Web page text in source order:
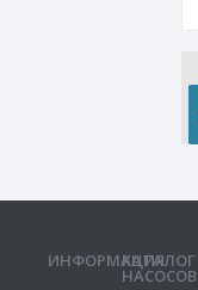
ИНФОРМАЦИЯ
КАТАЛОГ
НАСОСОВ